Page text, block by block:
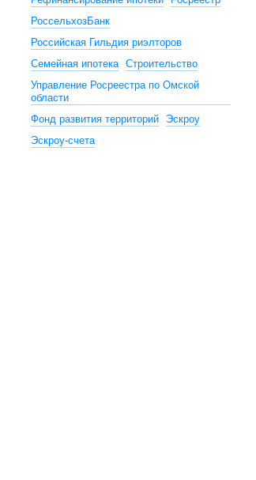
и продавать в изменившихся
лидеров девелопмента нового
РоссельхозБанк
Российская Гильдия риэлторов
Семейная ипотека Строительство
Управление Росреестра по Омской
области
Фонд развития территорий
Эскроу
Эскроу-счета